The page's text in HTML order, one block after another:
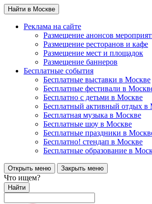
Найти в Москве
Реклама на сайте
Размещение анонсов
Размещение ресторанов и кафе
Размещение мест и площадок
Размещение баннеров
Бесплатные события
Бесплатные выставки в Москве
Бесплатные фестивали в
Бесплатно с детьми в Москве
Бесплатный активный отдых в
Бесплатная музыка в Москве
Бесплатные шоу в Москве
Бесплатные праздники в
Бесплатно! стендап в Москве
Бесплатные образование в
Открыть меню Закрыть меню
Что ищем?
Найти